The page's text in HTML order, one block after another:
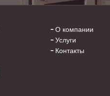
О компании
Услуги
Контакты